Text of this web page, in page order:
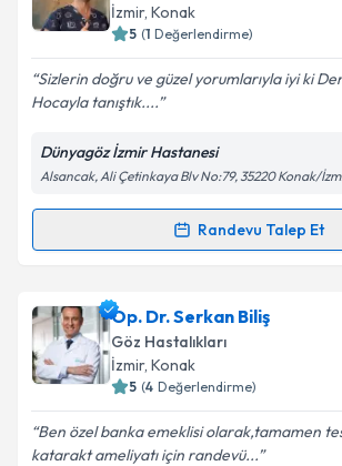
İzmir, Konak
5 (1 Değerlendirme)
Sizlerin doğru ve güzel yorumlarıyla iyi ki
Hocayla tanıştık....
Dünyagöz İzmir Hastanesi
Alsancak, Ali Çetinkaya Blv No:79, 35220 Konak/
Randevu Talep Et
Randevu Takvimi Talebi
Doç. Dr. Denız Kılıçiçin randevu
oluşturun. Size bu uzmandan randevu
takvim hazırlandığında e-posta ile
Op. Dr. Serkan Biliş
Göz Hastalıkları
İzmir, Konak
5 (4 Değerlendirme)
Ben özel banka emeklisi olarak,tamamen
katarakt ameliyatı için randevü...